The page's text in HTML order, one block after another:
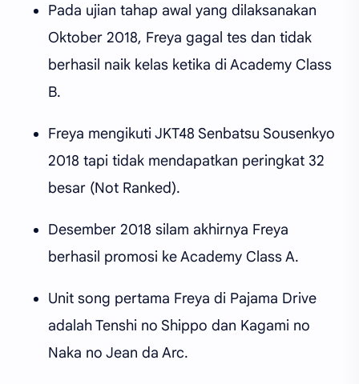
Pada ujian tahap awal yang dilaksanakan
Oktober 2018, Freya gagal tes dan tidak
berhasil naik kelas ketika di Academy Class
B.
Freya mengikuti JKT48 Senbatsu Sousenkyo
2018 tapi tidak mendapatkan peringkat 32
besar (Not Ranked).
Desember 2018 silam akhirnya Freya
berhasil promosi ke Academy Class A.
Unit song pertama Freya di Pajama Drive
adalah Tenshi no Shippo dan Kagami no
Naka no Jean da Arc.